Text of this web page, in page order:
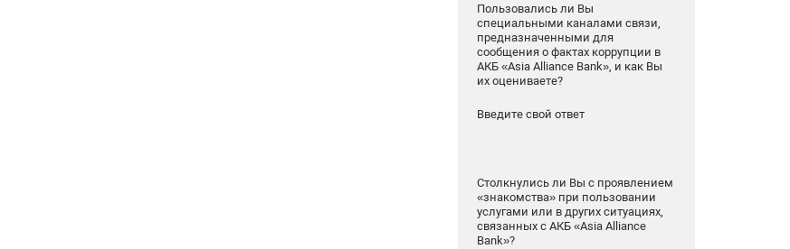
Пользовались ли Вы
специальными каналами связи,
предназначенными для
сообщения о фактах коррупции в
АКБ «Asia Alliance Bank», и как Вы
их оцениваете?
Введите свой ответ
Столкнулись ли Вы с проявлением
«знакомства» при пользовании
услугами или в других ситуациях,
связанных с АКБ «Asia Alliance
Bank»?